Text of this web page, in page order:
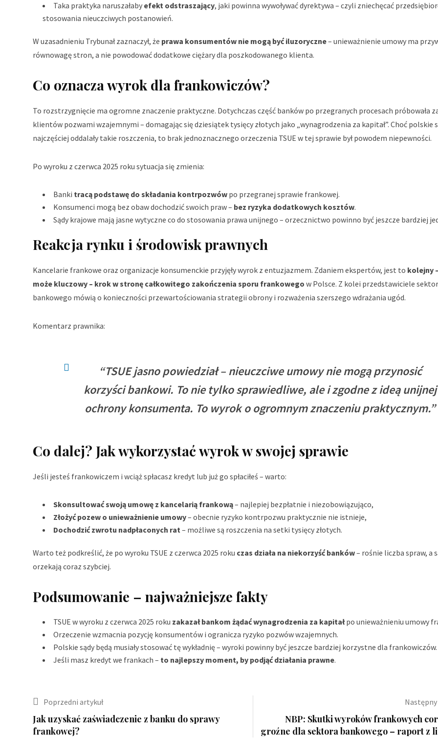
Taka praktyka naruszałaby efekt odstraszający, jaki powinna wywoływać dyrektywa – czyli zniechęcać
stosowania nieuczciwych postanowień.
W uzasadnieniu Trybunał zaznaczył, że prawa konsumentów nie mogą być iluzoryczne– unieważnienie umowy ma
równowagę stron, a nie powodować dodatkowe ciężary dla poszkodowanego klienta.
Co oznacza wyrok dla frankowiczów?
To rozstrzygnięcie ma ogromne znaczenie praktyczne. Dotychczas część banków po przegranych procesach próbowała
klientów pozwami wzajemnymi – domagając się dziesiątek tysięcy złotych jako „wynagrodzenia za kapitał”. Choć polskie
najczęściej oddalały takie roszczenia, to brak jednoznacznego orzeczenia TSUE w tej sprawie był powodem niepewności.
Po wyroku z czerwca 2025 roku sytuacja się zmienia:
Banki tracą podstawę do składania kontrpozwów po przegranej sprawie frankowej.
Konsumenci mogą bez obaw dochodzić swoich praw – bez ryzyka dodatkowych kosztów.
Sądy krajowe mają jasne wytyczne co do stosowania prawa unijnego – orzecznictwo powinno być jeszcze bardziej
Reakcja rynku i środowisk prawnych
Kancelarie frankowe oraz organizacje konsumenckie przyjęły wyrok z entuzjazmem. Zdaniem ekspertów, jest to kolejny
może kluczowy – krok w stronę całkowitego zakończenia sporu frankowego w Polsce. Z kolei przedstawiciele
bankowego mówią o konieczności przewartościowania strategii obrony i rozważenia szerszego wdrażania ugód.
Komentarz prawnika:
“TSUE jasno powiedział – nieuczciwe umowy nie mogą przynosić
korzyści bankowi. To nie tylko sprawiedliwe, ale i zgodne z ideą unijnej
ochrony konsumenta. To wyrok o ogromnym znaczeniu praktycznym.”
Co dalej? Jak wykorzystać wyrok w swojej sprawie
Jeśli jesteś frankowiczem i wciąż spłacasz kredyt lub już go spłaciłeś – warto:
Skonsultować swoją umowę z kancelarią frankową– najlepiej bezpłatnie i niezobowiązująco,
Złożyć pozew o unieważnienie umowy– obecnie ryzyko kontrpozwu praktycznie nie istnieje,
Dochodzić zwrotu nadpłaconych rat– możliwe są roszczenia na setki tysięcy złotych.
Warto też podkreślić, że po wyroku TSUE z czerwca 2025 roku czas działa na niekorzyść banków– rośnie liczba spraw, a
orzekają coraz szybciej.
Podsumowanie – najważniejsze fakty
TSUE w wyroku z czerwca 2025 roku zakazał bankom żądać wynagrodzenia za kapitałpo unieważnieniu umowy
Orzeczenie wzmacnia pozycję konsumentów i ogranicza ryzyko pozwów wzajemnych.
Polskie sądy będą musiały stosować tę wykładnię – wyroki powinny być jeszcze bardziej korzystne dla frankowiczów.
Jeśli masz kredyt we frankach – to najlepszy moment, by podjąć działania prawne.
Poprzedni artykuł
Jak uzyskać zaświadczenie z banku do sprawy
frankowej?
NBP: Skutki wyroków frankowych
groźne dla sektora bankowego – raport z